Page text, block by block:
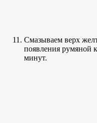
Смазываем верх
появления румяной
минут.